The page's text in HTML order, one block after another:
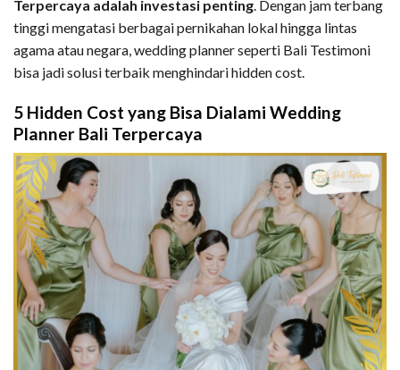
Terpercaya adalah investasi penting. Dengan jam terbang
tinggi mengatasi berbagai pernikahan lokal hingga lintas
agama atau negara, wedding planner seperti Bali Testimoni
bisa jadi solusi terbaik menghindari hidden cost.
5 Hidden Cost yang Bisa Dialami Wedding
Planner Bali Terpercaya